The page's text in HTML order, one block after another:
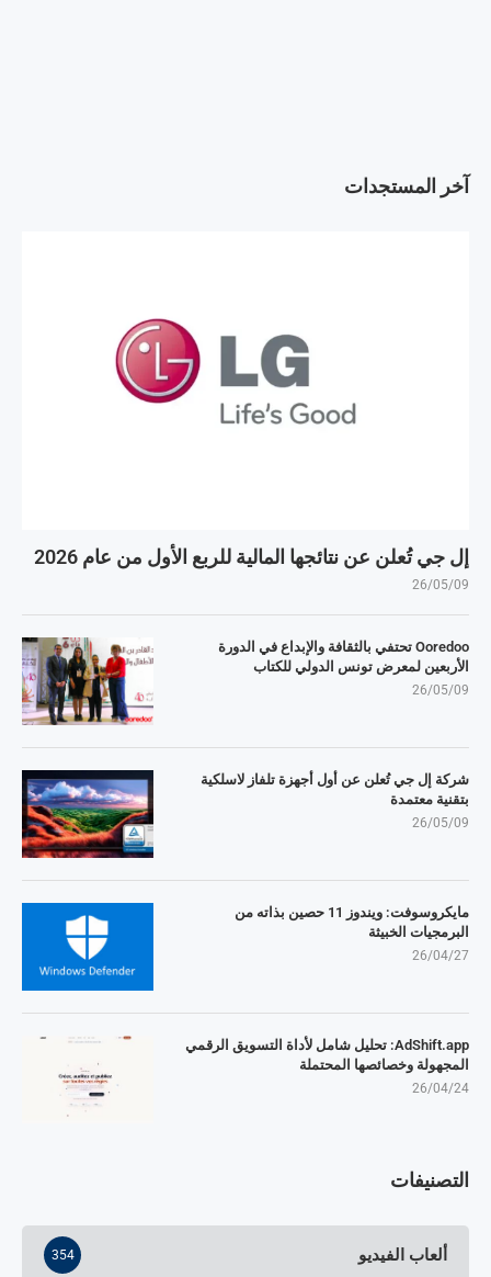
آخر المستجدات
إل جي تُعلن عن نتائجها المالية للربع الأول من عام 2026
26/05/09
Ooredoo تحتفي بالثقافة والإبداع في الدورة
الأربعين لمعرض تونس الدولي للكتاب
26/05/09
شركة إل جي تُعلن عن أول أجهزة تلفاز لاسلكية
بتقنية معتمدة
26/05/09
مايكروسوفت: ويندوز 11 حصين بذاته من
البرمجيات الخبيثة
26/04/27
AdShift.app: تحليل شامل لأداة التسويق الرقمي
المجهولة وخصائصها المحتملة
26/04/24
التصنيفات
ألعاب الفيديو 354